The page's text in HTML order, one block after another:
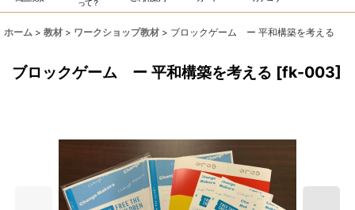
って？
ホーム > 教材 > ワークショップ教材 > ブロックゲーム ー 平和構築を考える
ブロックゲーム ー 平和構築を考える [fk-003]